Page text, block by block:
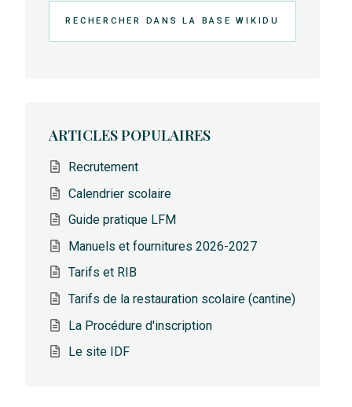
ARTICLES POPULAIRES
Recrutement
Calendrier scolaire
Guide pratique LFM
Manuels et fournitures 2026-2027
Tarifs et RIB
Tarifs de la restauration scolaire (cantine)
La Procédure d'inscription
Le site IDF